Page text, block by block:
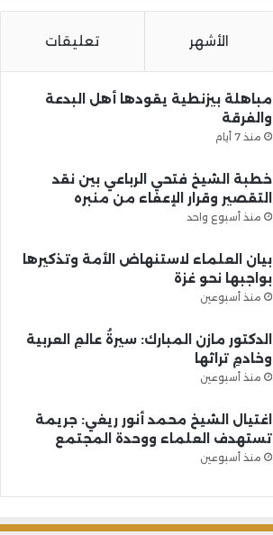
الأشهر تعليقات
مباهلة بيزنطية يقودها أهل البدعة
والفرقة
منذ 7 أيام
خطبة الشيخ فتحي الرباعي بين نقد
التقصير وقرار الإعفاء من منبره
منذ أسبوع واحد
بيان العلماء لاستنهاض الأمة وتذكيرها
بواجبها نحو غزة
منذ أسبوعين
الدكتور مازن المبارك: سيرةُ عالمِ العربية
وخادمِ تراثها
منذ أسبوعين
اغتيال الشيخ محمد أنور ريغي: جريمة
تستهدف العلماء ووحدة المجتمع
منذ أسبوعين